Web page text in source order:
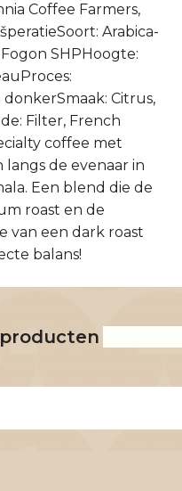
Coffee Farmers,
Arabica-
SHPHoogte:
Citrus,
Filter, French
coffee met
de evenaar in
Een blend die de
roast en de
van een dark roast
balans!